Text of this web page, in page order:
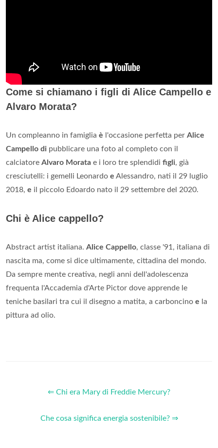
Come si chiamano i figli di Alice Campello e
Alvaro Morata?
Un compleanno in famiglia è l'occasione perfetta per Alice
Campello di pubblicare una foto al completo con il
calciatore Alvaro Morata e i loro tre splendidi figli, già
cresciutelli: i gemelli Leonardo e Alessandro, nati il 29 luglio
2018, e il piccolo Edoardo nato il 29 settembre del 2020.
Chi è Alice cappello?
Abstract artist italiana. Alice Cappello, classe '91, italiana di
nascita ma, come si dice ultimamente, cittadina del mondo.
Da sempre mente creativa, negli anni dell'adolescenza
frequenta l'Accademia d'Arte Pictor dove apprende le
teniche basilari tra cui il disegno a matita, a carboncino e la
pittura ad olio.
⇐ Chi era Mary di Freddie Mercury?
Che cosa significa energia sostenibile? ⇒